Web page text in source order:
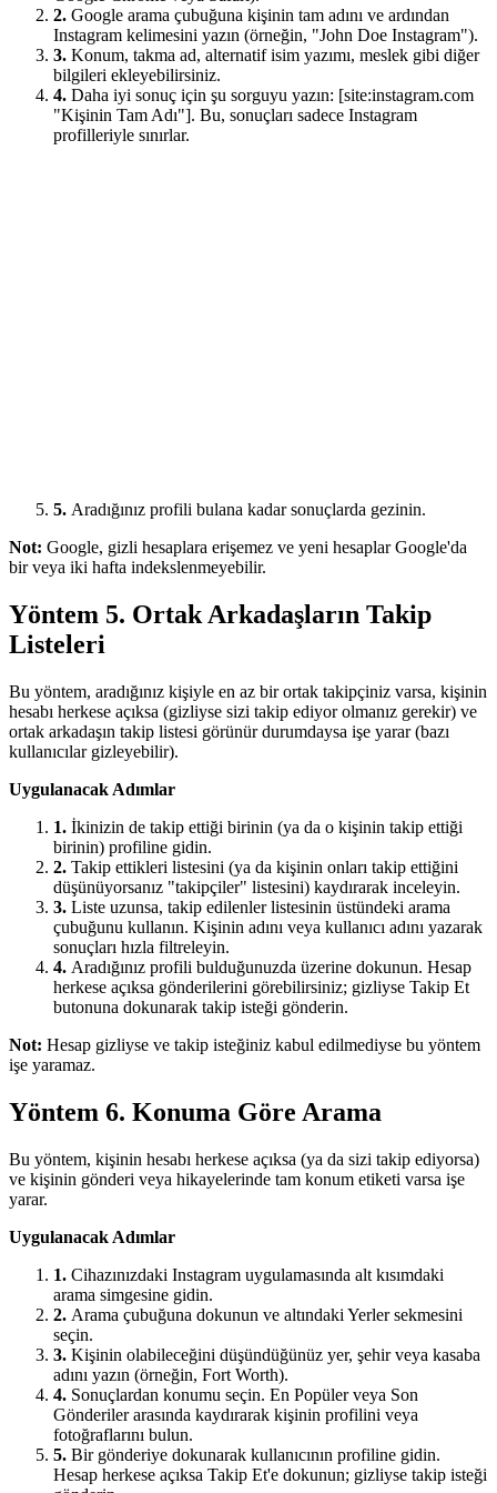
2. Google arama çubuğuna kişinin tam adını ve ardından
Instagram kelimesini yazın (örneğin, "John Doe Instagram").
3. Konum, takma ad, alternatif isim yazımı, meslek gibi diğer
bilgileri ekleyebilirsiniz.
4. Daha iyi sonuç için şu sorguyu yazın: [site:instagram.com
"Kişinin Tam Adı"]. Bu, sonuçları sadece Instagram
profilleriyle sınırlar.
5. Aradığınız profili bulana kadar sonuçlarda gezinin.
Not: Google, gizli hesaplara erişemez ve yeni hesaplar Google'da
bir veya iki hafta indekslenmeyebilir.
Yöntem 5. Ortak Arkadaşların Takip
Listeleri
Bu yöntem, aradığınız kişiyle en az bir ortak takipçiniz varsa, kişinin
hesabı herkese açıksa (gizliyse sizi takip ediyor olmanız gerekir) ve
ortak arkadaşın takip listesi görünür durumdaysa işe yarar (bazı
kullanıcılar gizleyebilir).
Uygulanacak Adımlar
1. İkinizin de takip ettiği birinin (ya da o kişinin takip ettiği
birinin) profiline gidin.
2. Takip ettikleri listesini (ya da kişinin onları takip ettiğini
düşünüyorsanız "takipçiler" listesini) kaydırarak inceleyin.
3. Liste uzunsa, takip edilenler listesinin üstündeki arama
çubuğunu kullanın. Kişinin adını veya kullanıcı adını yazarak
sonuçları hızla filtreleyin.
4. Aradığınız profili bulduğunuzda üzerine dokunun. Hesap
herkese açıksa gönderilerini görebilirsiniz; gizliyse Takip Et
butonuna dokunarak takip isteği gönderin.
Not: Hesap gizliyse ve takip isteğiniz kabul edilmediyse bu yöntem
işe yaramaz.
Yöntem 6. Konuma Göre Arama
Bu yöntem, kişinin hesabı herkese açıksa (ya da sizi takip ediyorsa)
ve kişinin gönderi veya hikayelerinde tam konum etiketi varsa işe
yarar.
Uygulanacak Adımlar
1. Cihazınızdaki Instagram uygulamasında alt kısımdaki
arama simgesine gidin.
2. Arama çubuğuna dokunun ve altındaki Yerler sekmesini
seçin.
3. Kişinin olabileceğini düşündüğünüz yer, şehir veya kasaba
adını yazın (örneğin, Fort Worth).
4. Sonuçlardan konumu seçin. En Popüler veya Son
Gönderiler arasında kaydırarak kişinin profilini veya
fotoğraflarını bulun.
5. Bir gönderiye dokunarak kullanıcının profiline gidin.
Hesap herkese açıksa Takip Et'e dokunun; gizliyse takip isteği